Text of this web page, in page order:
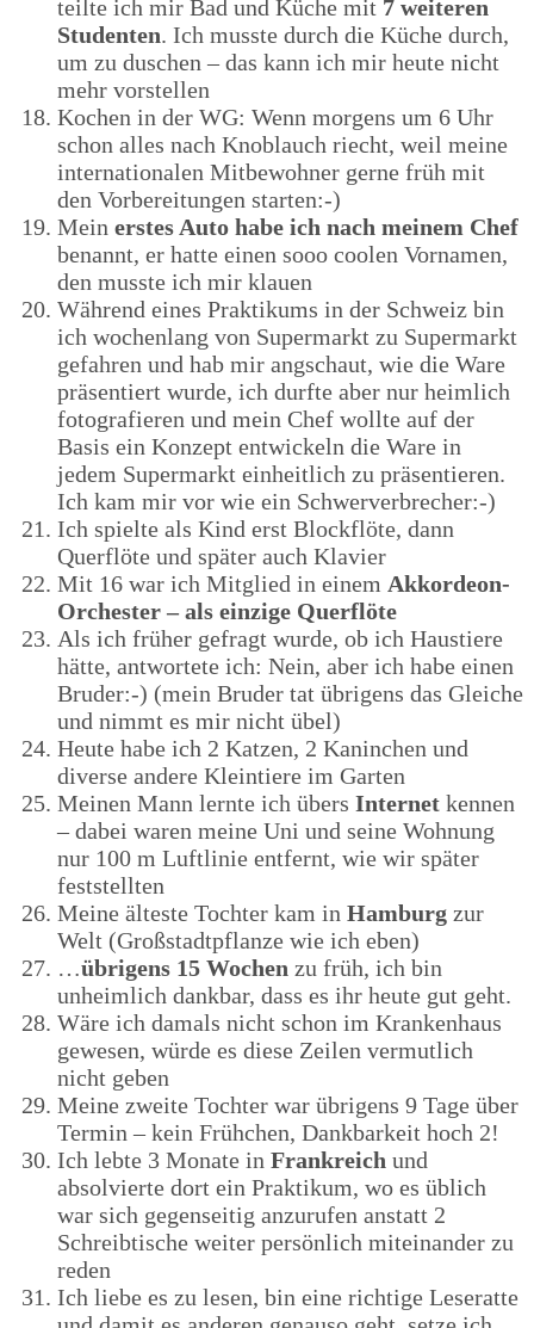
teilte ich mir Bad und Küche mit 7 weiteren
Studenten. Ich musste durch die Küche durch,
um zu duschen – das kann ich mir heute nicht
mehr vorstellen
Kochen in der WG: Wenn morgens um 6 Uhr
schon alles nach Knoblauch riecht, weil meine
internationalen Mitbewohner gerne früh mit
den Vorbereitungen starten:-)
Mein erstes Auto habe ich nach meinem Chef
benannt, er hatte einen sooo coolen Vornamen,
den musste ich mir klauen
Während eines Praktikums in der Schweiz bin
ich wochenlang von Supermarkt zu Supermarkt
gefahren und hab mir angschaut, wie die Ware
präsentiert wurde, ich durfte aber nur heimlich
fotografieren und mein Chef wollte auf der
Basis ein Konzept entwickeln die Ware in
jedem Supermarkt einheitlich zu präsentieren.
Ich kam mir vor wie ein Schwerverbrecher:-)
Ich spielte als Kind erst Blockflöte, dann
Querflöte und später auch Klavier
Mit 16 war ich Mitglied in einem Akkordeon-
Orchester – als einzige Querflöte
Als ich früher gefragt wurde, ob ich Haustiere
hätte, antwortete ich: Nein, aber ich habe einen
Bruder:-) (mein Bruder tat übrigens das Gleiche
und nimmt es mir nicht übel)
Heute habe ich 2 Katzen, 2 Kaninchen und
diverse andere Kleintiere im Garten
Meinen Mann lernte ich übers Internet kennen
– dabei waren meine Uni und seine Wohnung
nur 100 m Luftlinie entfernt, wie wir später
feststellten
Meine älteste Tochter kam in Hamburg zur
Welt (Großstadtpflanze wie ich eben)
…übrigens 15 Wochen zu früh, ich bin
unheimlich dankbar, dass es ihr heute gut geht.
Wäre ich damals nicht schon im Krankenhaus
gewesen, würde es diese Zeilen vermutlich
nicht geben
Meine zweite Tochter war übrigens 9 Tage über
Termin – kein Frühchen, Dankbarkeit hoch 2!
Ich lebte 3 Monate in Frankreich und
absolvierte dort ein Praktikum, wo es üblich
war sich gegenseitig anzurufen anstatt 2
Schreibtische weiter persönlich miteinander zu
reden
Ich liebe es zu lesen, bin eine richtige Leseratte